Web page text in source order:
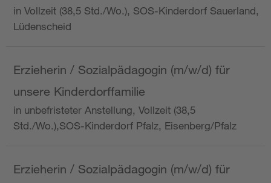
in Vollzeit (38,5 Std./Wo.), SOS-Kinderdorf Sauerland,
Lüdenscheid
Erzieherin / Sozialpädagogin (m/w/d) für
unsere Kinderdorffamilie
in unbefristeter Anstellung, Vollzeit (38,5
Std./Wo.),SOS-Kinderdorf Pfalz, Eisenberg/Pfalz
Erzieherin / Sozialpädagogin (m/w/d) für